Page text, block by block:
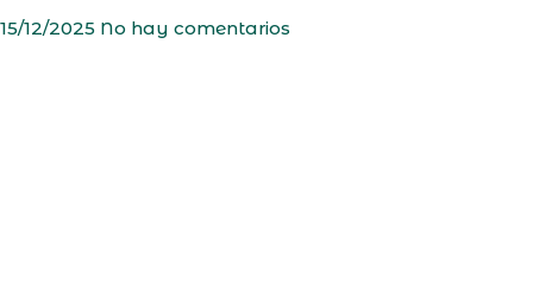
15/12/2025 No hay comentarios